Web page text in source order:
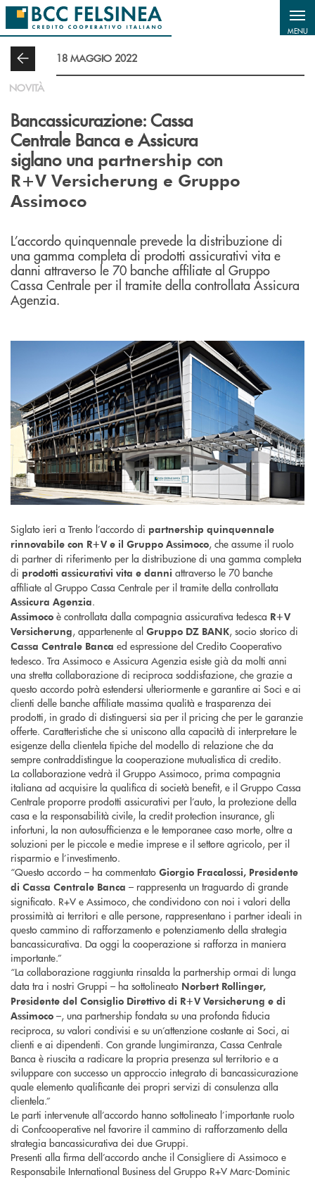
Salta al contenuto principale
MENU
18 MAGGIO 2022
NOVITÀ
Bancassicurazione: Cassa
Centrale Banca e Assicura
siglano una partnership con
R+V Versicherung e Gruppo
Assimoco
L’accordo quinquennale prevede la distribuzione di
una gamma completa di prodotti assicurativi vita e
danni attraverso le 70 banche affiliate al Gruppo
Cassa Centrale per il tramite della controllata Assicura
Agenzia.
Siglato ieri a Trento l’accordo di partnership quinquennale
rinnovabile con R+V e il Gruppo Assimoco, che assume il ruolo
di partner di riferimento per la distribuzione di una gamma completa
di prodotti assicurativi vita e danni attraverso le 70 banche
affiliate al Gruppo Cassa Centrale per il tramite della controllata
Assicura Agenzia.
Assimoco è controllata dalla compagnia assicurativa tedesca R+V
Versicherung, appartenente al Gruppo DZ BANK, socio storico di
Cassa Centrale Banca ed espressione del Credito Cooperativo
tedesco. Tra Assimoco e Assicura Agenzia esiste già da molti anni
una stretta collaborazione di reciproca soddisfazione, che grazie a
questo accordo potrà estendersi ulteriormente e garantire ai Soci e ai
clienti delle banche affiliate massima qualità e trasparenza dei
prodotti, in grado di distinguersi sia per il pricing che per le garanzie
offerte. Caratteristiche che si uniscono alla capacità di interpretare le
esigenze della clientela tipiche del modello di relazione che da
sempre contraddistingue la cooperazione mutualistica di credito.
La collaborazione vedrà il Gruppo Assimoco, prima compagnia
italiana ad acquisire la qualifica di società benefit, e il Gruppo Cassa
Centrale proporre prodotti assicurativi per l’auto, la protezione della
casa e la responsabilità civile, la credit protection insurance, gli
infortuni, la non autosufficienza e le temporanee caso morte, oltre a
soluzioni per le piccole e medie imprese e il settore agricolo, per il
risparmio e l’investimento.
“Questo accordo – ha commentato Giorgio Fracalossi, Presidente
di Cassa Centrale Banca – rappresenta un traguardo di grande
significato. R+V e Assimoco, che condividono con noi i valori della
prossimità ai territori e alle persone, rappresentano i partner ideali in
questo cammino di rafforzamento e potenziamento della strategia
bancassicurativa. Da oggi la cooperazione si rafforza in maniera
importante.”
“La collaborazione raggiunta rinsalda la partnership ormai di lunga
data tra i nostri Gruppi – ha sottolineato Norbert Rollinger,
Presidente del Consiglio Direttivo di R+V Versicherung e di
Assimoco –, una partnership fondata su una profonda fiducia
reciproca, su valori condivisi e su un’attenzione costante ai Soci, ai
clienti e ai dipendenti. Con grande lungimiranza, Cassa Centrale
Banca è riuscita a radicare la propria presenza sul territorio e a
sviluppare con successo un approccio integrato di bancassicurazione
quale elemento qualificante dei propri servizi di consulenza alla
clientela.”
Le parti intervenute all’accordo hanno sottolineato l’importante ruolo
di Confcooperative nel favorire il cammino di rafforzamento della
strategia bancassicurativa dei due Gruppi.
Presenti alla firma dell’accordo anche il Consigliere di Assimoco e
Responsabile International Business del Gruppo R+V Marc-Dominic